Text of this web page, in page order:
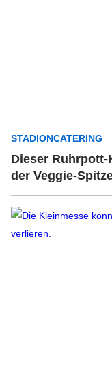
STADIONCATERING
Dieser
der Veggie-